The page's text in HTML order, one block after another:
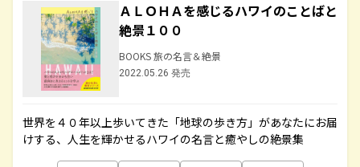
ＡＬＯＨＡを感じるハワイのことばと
絶景１００
BOOKS 旅の名言＆絶景
2022.05.26 発売
世界を４０年以上歩いてきた「地球の歩き方」があなたにお届
けする、人生を輝かせるハワイの名言と癒やしの絶景集